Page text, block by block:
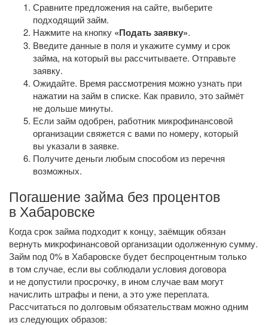
Сравните предложения на сайте, выберите
подходящий займ.
Нажмите на кнопку «Подать заявку».
Введите данные в поля и укажите сумму и срок
займа, на который вы рассчитываете. Отправьте
заявку.
Ожидайте. Время рассмотрения можно узнать при
нажатии на займ в списке. Как правило, это займёт
не дольше минуты.
Если займ одобрен, работник микрофинансовой
организации свяжется с вами по номеру, который
вы указали в заявке.
Получите деньги любым способом из перечня
возможных.
Погашение займа без процентов
в Хабаровске
Когда срок займа подходит к концу, заёмщик обязан
вернуть микрофинансовой организации одолженную сумму.
Займ под 0% в Хабаровске будет беспроцентным только
в том случае, если вы соблюдали условия договора
и не допустили просрочку, в ином случае вам могут
начислить штрафы и пени, а это уже переплата.
Рассчитаться по долговым обязательствам можно одним
из следующих образов: